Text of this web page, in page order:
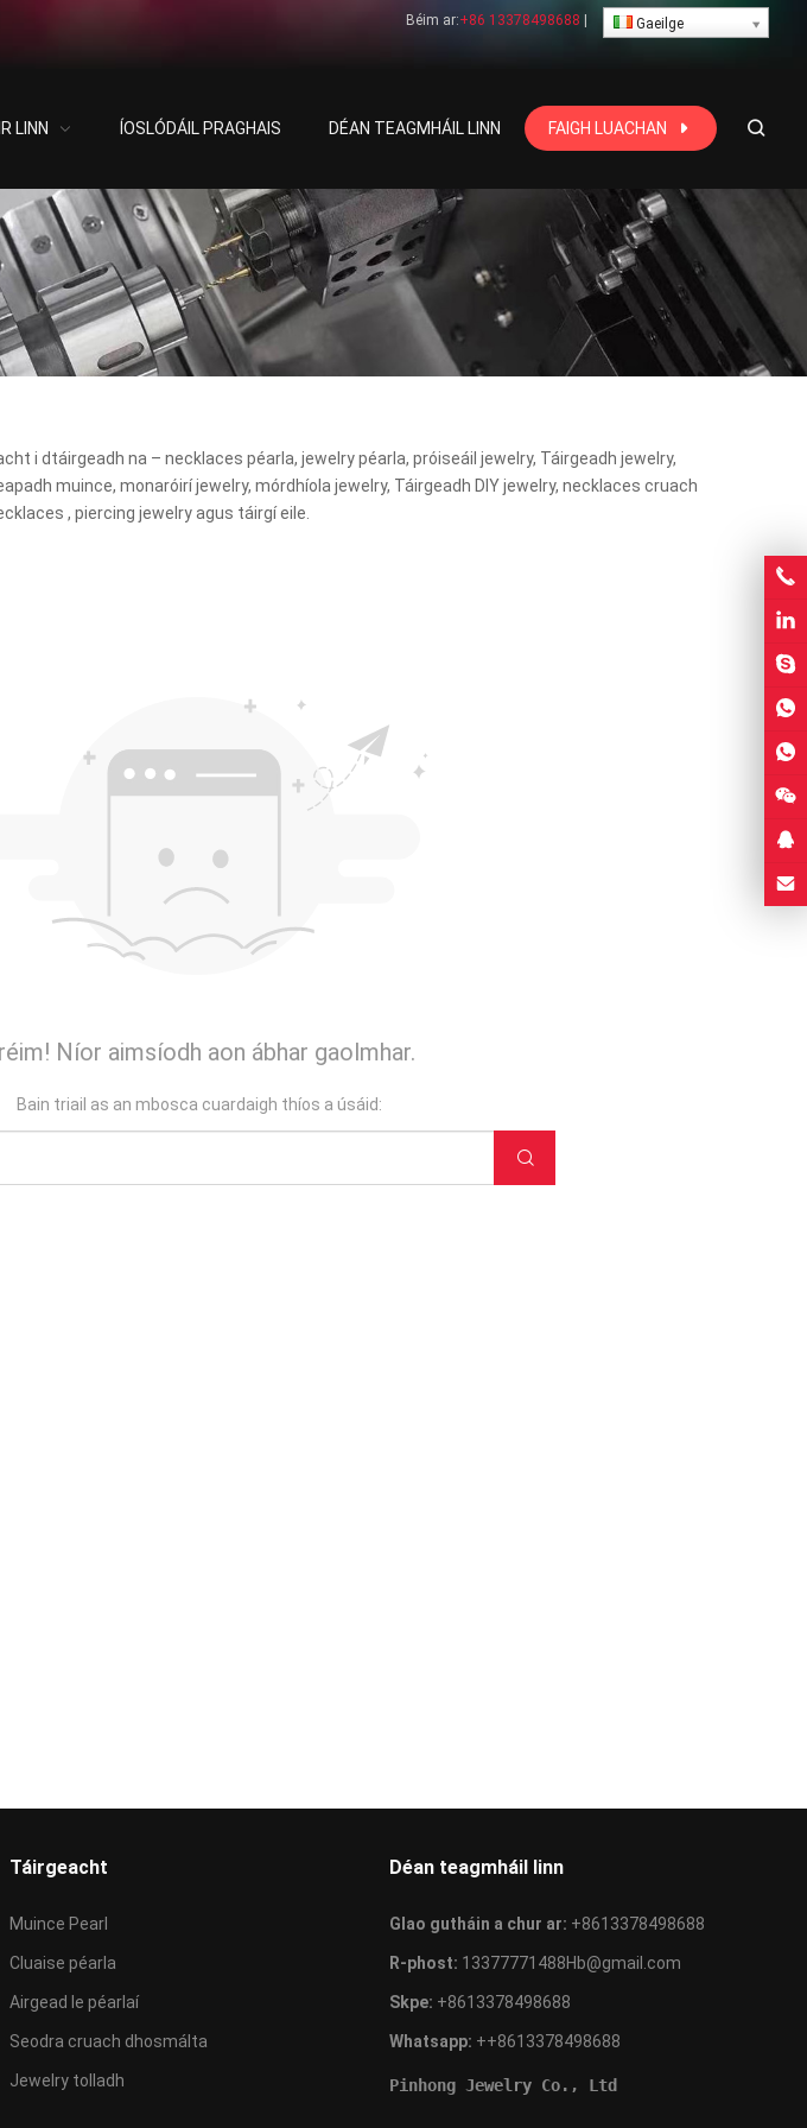
Béim ar:+86 13378498688 Gaeilge
LINN ÍOSLÓDÁIL PRAGHAIS DÉAN TEAGMHÁIL LINN FAIGH LUACHAN
i dtáirgeadh na – necklaces péarla, jewelry péarla, próiseáil jewelry, Táirgeadh jewelry,
muince, monaróirí jewelry, mórdhíola jewelry, Táirgeadh DIY jewelry, necklaces cruach
, piercing jewelry agus táirgí eile.
Níor aimsíodh aon ábhar gaolmhar.
Bain triail as an mbosca cuardaigh thíos a úsáid:
Táirgeacht
Muince Pearl
Cluaise péarla
Airgead le péarlaí
Seodra cruach dhosmálta
Jewelry tolladh
Déan teagmháil linn
Glao gutháin a chur ar: +8613378498688
R-phost: 13377771488Hb@gmail.com
Skpe: +8613378498688
Whatsapp: ++8613378498688
Pinhong Jewelry Co., Ltd